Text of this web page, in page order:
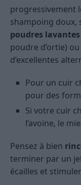
progressivement
shampoing doux,
poudres lavantes
poudre d’ortie)
d’excellentes
Pour un cuir
pour des
Si votre cuir
l’avoine, le
Pensez à bien
terminer par un
écailles et